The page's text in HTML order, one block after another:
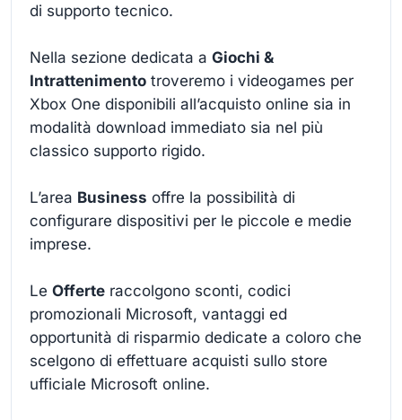
di supporto tecnico.
Nella sezione dedicata a Giochi &
Intrattenimento troveremo i videogames per
Xbox One disponibili all’acquisto online sia in
modalità download immediato sia nel più
classico supporto rigido.
L’area Business offre la possibilità di
configurare dispositivi per le piccole e medie
imprese.
Le Offerte raccolgono sconti, codici
promozionali Microsoft, vantaggi ed
opportunità di risparmio dedicate a coloro che
scelgono di effettuare acquisti sullo store
ufficiale Microsoft online.